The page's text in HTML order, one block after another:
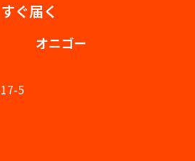
ぐ届く
オニゴー
5